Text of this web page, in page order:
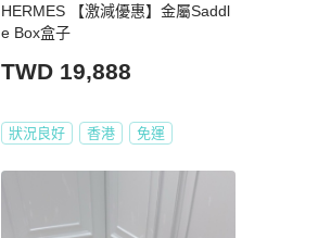
HERMES 【激減優惠】金屬Saddl
e Box盒子
TWD 19,888
狀況良好 香港 免運